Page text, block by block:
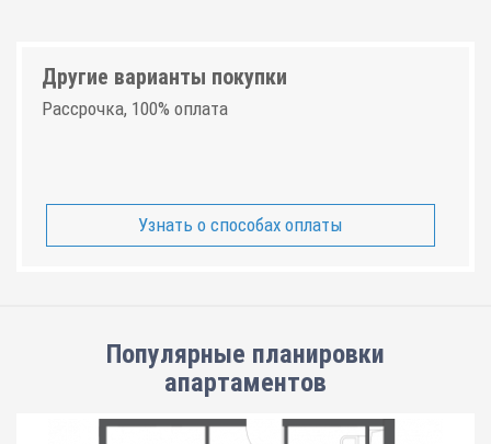
Другие варианты покупки
Рассрочка, 100% оплата
Узнать о способах оплаты
Популярные планировки
апартаментов